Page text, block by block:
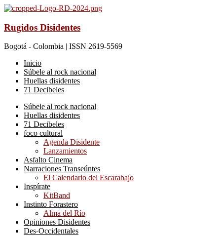
Rugidos Disidentes
Bogotá - Colombia | ISSN 2619-5569
Inicio
Súbele al rock nacional
Huellas disidentes
71 Decibeles
Súbele al rock nacional
Huellas disidentes
71 Decibeles
foco cultural
Agenda Disidente
Lanzamientos
Asfalto Cinema
Narraciones Transeúntes
El Calendario del Escarabajo
Inspírate
KitBand
Instinto Forastero
Alma del Río
Opiniones Disidentes
Des-Occidentales